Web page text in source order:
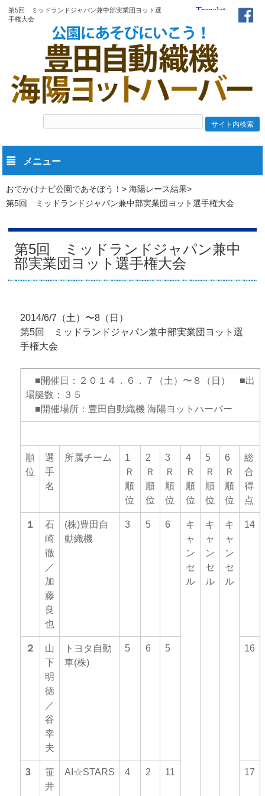
第5回 ミッドランドジャパン兼中部実業団ヨット選
手権大会
メニュー
おでかけナビ公園であそぼう！
海陽レース結果
第5回 ミッドランドジャパン兼中部実業団ヨット選手権大会
第5回 ミッドランドジャパン兼中
部実業団ヨット選手権大会
2014/6/7（土）〜8（日）
第5回 ミッドランドジャパン兼中部実業団ヨット選
手権大会
■開催日：２０１４．６．７（土）〜８（日） ■出
場艇数：３５
■開催場所：豊田自動織機 海陽ヨットハーバー
順
位
選
手
名
所属チーム
1
Ｒ
順
位
2
Ｒ
順
位
3
Ｒ
順
位
4
Ｒ
順
位
5
Ｒ
順
位
6
Ｒ
順
位
総
合
得
点
１
石
崎
徹
／
加
藤
良
也
(株)豊田自
動織機
3 5 6
キ
ャ
ン
セ
ル
キ
ャ
ン
セ
ル
キ
ャ
ン
セ
ル
14
２
山
下
明
徳
／
谷
幸
夫
トヨタ自動
車(株)
5 6 5 16
3
笹
井
AI☆STARS 4 2 11 17